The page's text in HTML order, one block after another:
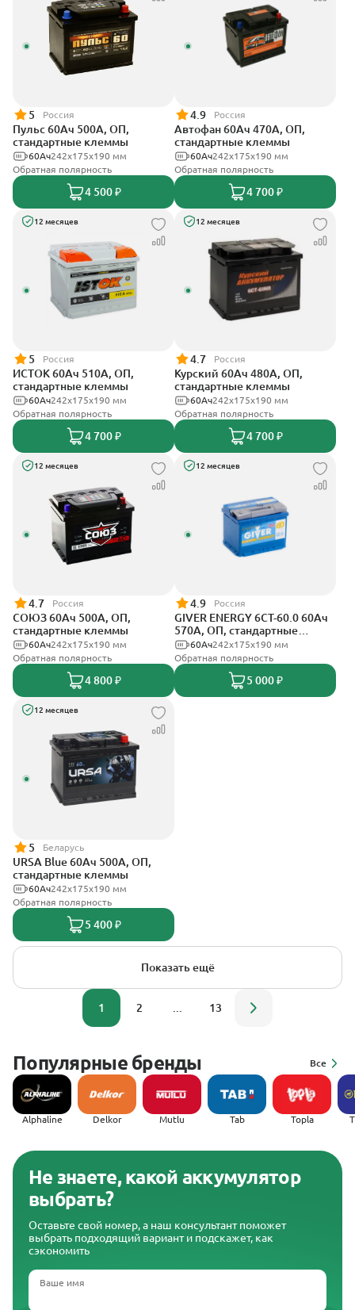
5 Россия
Пульс 60Ач 500А, ОП,
стандартные клеммы
242x175x190 мм
60Ач
Обратная полярность
4 500 ₽
4.9 Россия
Автофан 60Ач 470А, ОП,
стандартные клеммы
242х175х190 мм
60Ач
Обратная полярность
4 700 ₽
12 месяцев
5 Россия
ИСТОК 60Ач 510А, ОП,
стандартные клеммы
242x175x190 мм
60Ач
Обратная полярность
4 700 ₽
12 месяцев
4.7 Россия
Курский 60Ач 480А, ОП,
стандартные клеммы
242x175x190 мм
60Ач
Обратная полярность
4 700 ₽
12 месяцев
4.7 Россия
СОЮЗ 60Ач 500А, ОП,
стандартные клеммы
242x175x190 мм
60Ач
Обратная полярность
4 800 ₽
12 месяцев
4.9 Россия
GIVER ENERGY 6СТ-60.0 60Ач
570А, ОП, стандартные
клеммы242х175х190 мм
60Ач
Обратная полярность
5 000 ₽
12 месяцев
5 Беларусь
URSA Blue 60Ач 500А, ОП,
стандартные клеммы
242х175х190 мм
60Ач
Обратная полярность
5 400 ₽
Показать ещё
1 2 13
Популярные бренды Все
Alphaline Delkor Mutlu Tab Topla
Не знаете, какой аккумулятор
выбрать?
Оставьте свой номер, а наш консультант поможет
выбрать подходящий вариант и подскажет, как
сэкономить
Ваше имя